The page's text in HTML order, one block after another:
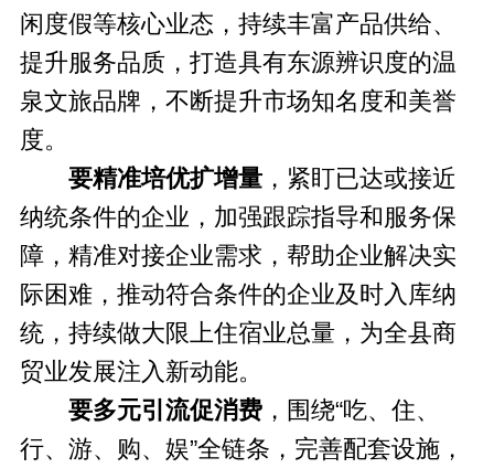
闲度假等核心业态，持续丰富产品供给、
提升服务品质，打造具有东源辨识度的温
泉文旅品牌，不断提升市场知名度和美誉
度。
要精准培优扩增量，紧盯已达或接近
纳统条件的企业，加强跟踪指导和服务保
障，精准对接企业需求，帮助企业解决实
际困难，推动符合条件的企业及时入库纳
统， 持续做大限上住宿业总量 ，为全县商
贸业发展注入新动能。
要多元引流促消费，围绕“吃、住、
行、游、购、娱”全链条，完善配套设施，